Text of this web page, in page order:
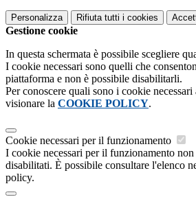
Personalizza Rifiuta tutti i cookies
Gestione cookie
In questa schermata è possibile scegliere
I cookie necessari sono quelli che
piattaforma e non è possibile disabilitarli.
Per conoscere quali sono i cookie
visionare la COOKIE POLICY.
Cookie necessari per il funzionamento
I cookie necessari per il funzionamento non
disabilitati. È possibile consultare l'elenco
policy.